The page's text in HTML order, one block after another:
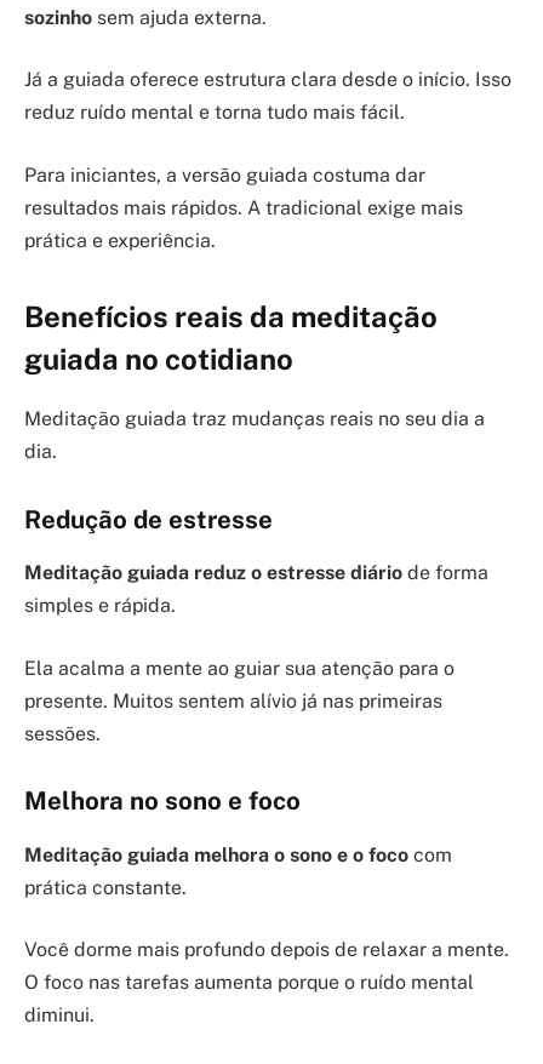
sozinho sem ajuda externa.
Já a guiada oferece estrutura clara desde o início. Isso
reduz ruído mental e torna tudo mais fácil.
Para iniciantes, a versão guiada costuma dar
resultados mais rápidos. A tradicional exige mais
prática e experiência.
Benefícios reais da meditação
guiada no cotidiano
Meditação guiada traz mudanças reais no seu dia a
dia.
Redução de estresse
Meditação guiada reduz o estresse diário de forma
simples e rápida.
Ela acalma a mente ao guiar sua atenção para o
presente. Muitos sentem alívio já nas primeiras
sessões.
Melhora no sono e foco
Meditação guiada melhora o sono e o foco com
prática constante.
Você dorme mais profundo depois de relaxar a mente.
O foco nas tarefas aumenta porque o ruído mental
diminui.